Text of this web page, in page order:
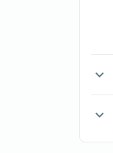
expand_more
expand_more